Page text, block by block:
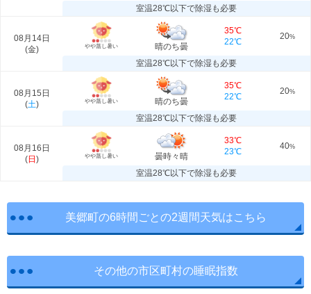
室温28℃以下で除湿も必要
08月14日
(金) やや蒸し暑い 晴のち曇
35℃
22℃
20%
室温28℃以下で除湿も必要
08月15日
(土) やや蒸し暑い 晴のち曇
35℃
22℃
20%
室温28℃以下で除湿も必要
08月16日
(日 ) やや蒸し暑い 曇時々晴
33℃
23℃
40%
室温28℃以下で除湿も必要
美郷町の6時間ごとの2週間天気はこちら
その他の市区町村の睡眠指数